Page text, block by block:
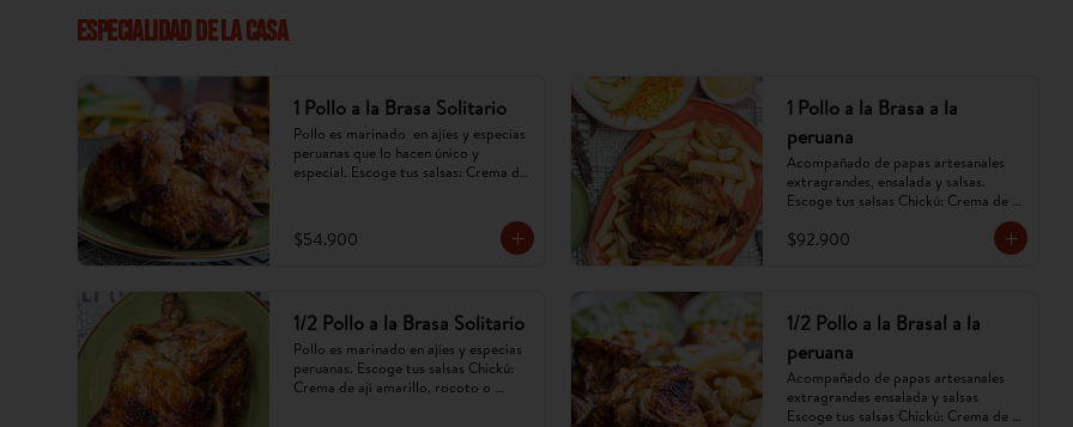
ESPECIALIDAD DE LA CASA
1 Pollo a la Brasa Solitario
Pollo es marinado  en ajíes y especias
peruanas que lo hacen único y
especial. Escoge tus salsas: Crema de
$54.900
1 Pollo a la Brasa a la
peruana
Acompañado de papas artesanales
extragrandes, ensalada y salsas.
Escoge tus salsas Chickú: Crema de
(Imagen referencial, puede cambiar).
$92.900
1/2 Pollo a la Brasa Solitario
Pollo es marinado en ajíes y especias
peruanas. Escoge tus salsas Chickú:
Crema de ají amarillo, rocoto o
1/2 Pollo a la Brasal a la
peruana
Acompañado de papas artesanales
extragrandes ensalada y salsas
Escoge tus salsas Chickú: Crema de